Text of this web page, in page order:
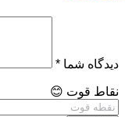
دیدگاه شما*
نقاط قوت😊